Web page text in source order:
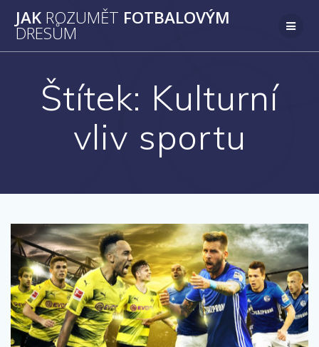
na
JAK ROZUMĚT FOTBALOVÝM
DRESŮM
Štítek: Kulturní
vliv sportu